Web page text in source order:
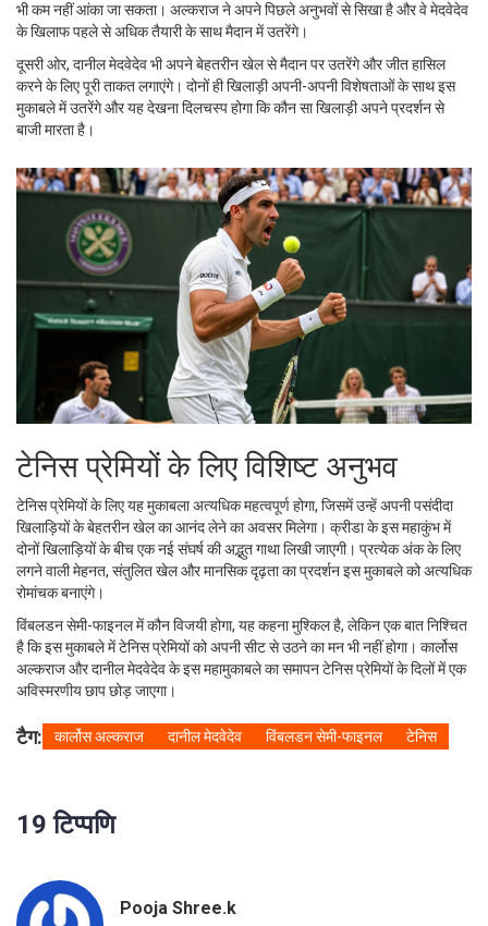
भी कम नहीं आंका जा सकता। अल्कराज ने अपने पिछले अनुभवों से सिखा है और वे मेदवेदेव
के खिलाफ पहले से अधिक तैयारी के साथ मैदान में उतरेंगे।
दूसरी ओर, दानील मेदवेदेव भी अपने बेहतरीन खेल से मैदान पर उतरेंगे और जीत हासिल
करने के लिए पूरी ताकत लगाएंगे। दोनों ही खिलाड़ी अपनी-अपनी विशेषताओं के साथ इस
मुकाबले में उतरेंगे और यह देखना दिलचस्प होगा कि कौन सा खिलाड़ी अपने प्रदर्शन से
बाजी मारता है।
टेनिस प्रेमियों के लिए विशिष्ट अनुभव
टेनिस प्रेमियों के लिए यह मुकाबला अत्यधिक महत्वपूर्ण होगा, जिसमें उन्हें अपनी पसंदीदा
खिलाड़ियों के बेहतरीन खेल का आनंद लेने का अवसर मिलेगा। क्रीडा के इस महाकुंभ में
दोनों खिलाड़ियों के बीच एक नई संघर्ष की अद्भुत गाथा लिखी जाएगी। प्रत्येक अंक के लिए
लगने वाली मेहनत, संतुलित खेल और मानसिक दृढ़ता का प्रदर्शन इस मुकाबले को अत्यधिक
रोमांचक बनाएंगे।
विंबलडन सेमी-फाइनल में कौन विजयी होगा, यह कहना मुश्किल है, लेकिन एक बात निश्चित
है कि इस मुकाबले में टेनिस प्रेमियों को अपनी सीट से उठने का मन भी नहीं होगा। कार्लोस
अल्कराज और दानील मेदवेदेव के इस महामुकाबले का समापन टेनिस प्रेमियों के दिलों में एक
अविस्मरणीय छाप छोड़ जाएगा।
टैग: कार्लोस अल्कराज दानील मेदवेदेव विंबलडन सेमी-फाइनल टेनिस
19 टिप्पणि
Pooja Shree.k